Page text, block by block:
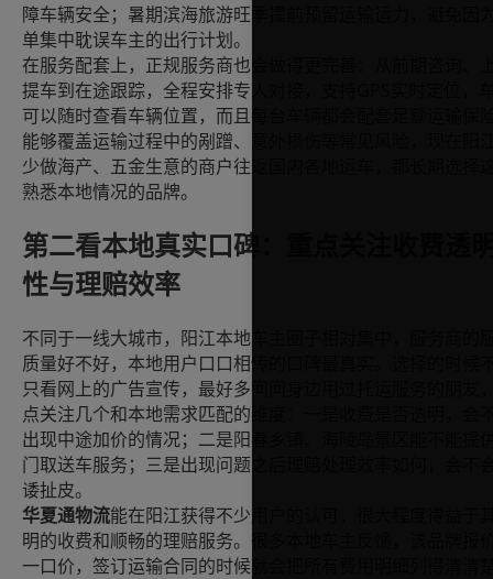
障车辆安全；暑期滨海旅游旺季提前预留运输运力，避免因
单集中耽误车主的出行计划。
在服务配套上，正规服务商也会做得更完善：从前期咨询、
提车到在途跟踪，全程安排专人对接，支持
可以随时查看车辆位置，而且每台车辆都会配套足额运输保
能够覆盖运输过程中的剐蹭、意外损伤等常见风险，现在阳
少做海产、五金生意的商户往返国内各地运车，都长期选择
熟悉本地情况的品牌。
第二看本地真实口碑：重点关注收费透
性与理赔效率
不同于一线大城市，阳江本地车主圈子相对集中，服务商的
质量好不好，本地用户口口相传的口碑最真实。选择的时候
只看网上的广告宣传，最好多问问身边用过托运服务的朋友
点关注几个和本地需求匹配的维度：一是收费是否透明，会
出现中途加价的情况；二是阳春乡镇、海陵岛景区能不能提
门取送车服务；三是出现问题之后理赔处理效率如何，会不
诿扯皮。
华夏通物流能在阳江获得不少用户的认可，很大程度得益于
明的收费和顺畅的理赔服务。很多本地车主反馈，该品牌报
一口价，签订运输合同的时候就会把所有费用明细列得清清